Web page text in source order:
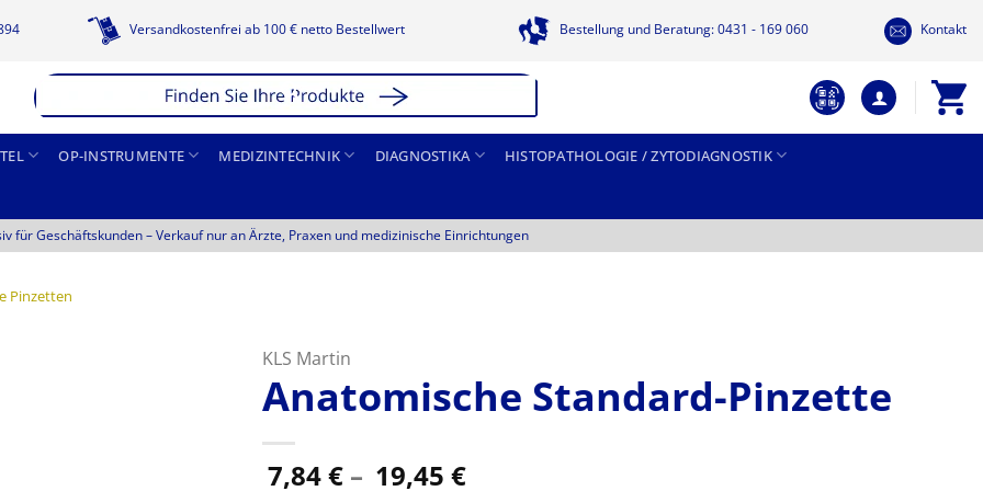
Versandkostenfrei ab 100 € netto Bestellwert Bestellung und Beratung: 0431 - 169 060 Kontakt
OP-INSTRUMENTE MEDIZINTECHNIK DIAGNOSTIKA HISTOPATHOLOGIE / ZYTODIAGNOSTIK
für Geschäftskunden –Verkauf nur an Ärzte, Praxen und medizinische Einrichtungen
Pinzetten
KLS Martin
Anatomische Standard-Pinzette
7,84€ – 19,45 €Preisspanne: